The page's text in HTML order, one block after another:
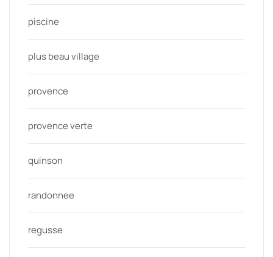
piscine
plus beau village
provence
provence verte
quinson
randonnee
regusse